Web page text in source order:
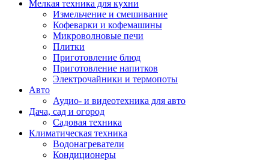
Мелкая техника для кухни
Измельчение и смешивание
Кофеварки и кофемашины
Микроволновые печи
Плитки
Приготовление блюд
Приготовление напитков
Электрочайники и термопоты
Авто
Аудио- и видеотехника для авто
Дача, сад и огород
Садовая техника
Климатическая техника
Водонагреватели
Кондиционеры